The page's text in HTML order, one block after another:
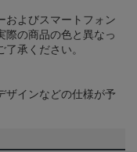
およびスマートフォン
際の商品の色と異なっ
承ください。
ザインなどの仕様が予